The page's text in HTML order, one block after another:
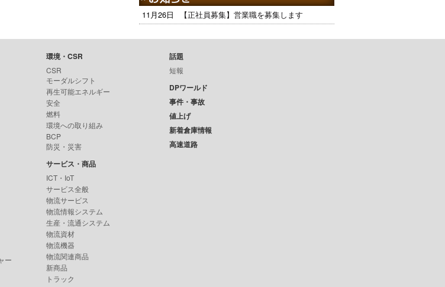
11月26日 【正社員募集】営業職を募集します
ー
環境・CSR
CSR
モーダルシフト
再生可能エネルギー
安全
燃料
環境への取り組み
BCP
防災・災害
サービス・商品
ICT・IoT
サービス全般
物流サービス
物流情報システム
生産・流通システム
物流資材
物流機器
物流関連商品
新商品
トラック
話題
短報
DPワールド
事件・事故
値上げ
新着倉庫情報
高速道路